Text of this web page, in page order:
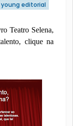
young editorial
Teatro Selena,
clique na